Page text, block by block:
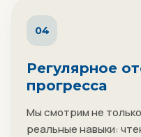
04
Регулярное
прогресса
Мы смотрим не
реальные навыки: